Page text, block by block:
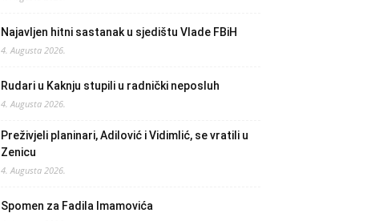
Najavljen hitni sastanak u sjedištu Vlade FBiH
4. Augusta 2026.
Rudari u Kaknju stupili u radnički neposluh
4. Augusta 2026.
Preživjeli planinari, Adilović i Vidimlić, se vratili u
Zenicu
4. Augusta 2026.
Spomen za Fadila Imamovića